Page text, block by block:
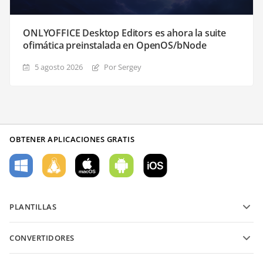
ONLYOFFICE Desktop Editors es ahora la suite
ofimática preinstalada en OpenOS/bNode
5 agosto 2026 Por Sergey
OBTENER APLICACIONES GRATIS
PLANTILLAS
Plantillas de documentos de texto
CONVERTIDORES